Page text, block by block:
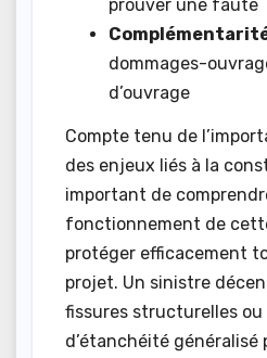
prouver une faute
dommages-
d’ouvrage
Compte tenu de
des enjeux liés à la
important de
fonctionnement de
protéger efficacement
projet. Un sinistre
fissures structurelles
d’étanchéité